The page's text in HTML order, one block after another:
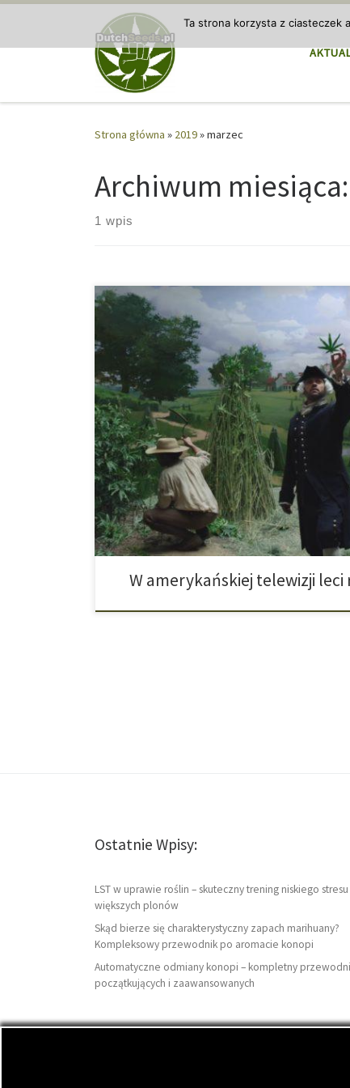
Przejdź do treści
Strona główna » 2019»marzec
Archiwum miesiąca:
1 wpis
Gwiazda „Grey’s Anatomy“ Jesse Williams gra w
więcej stanów w Ameryce legalizuje marihuanę
uczynić. Dzięki dekryminalizacji cannabisu ten
Kalifornia, Nevada czy Michigan całkowicie
Podkreśla to również spot reklamowy The New […]
W amerykańskiej telewizji
Ostatnie Wpisy:
LST w uprawie roślin – skuteczny trening niskiego
większych plonów
Skąd bierze się charakterystyczny zapach marihuany?
Kompleksowy przewodnik po aromacie konopi
Automatyczne odmiany konopi – kompletny
początkujących i zaawansowanych
Ta strona korzysta z ciasteczek